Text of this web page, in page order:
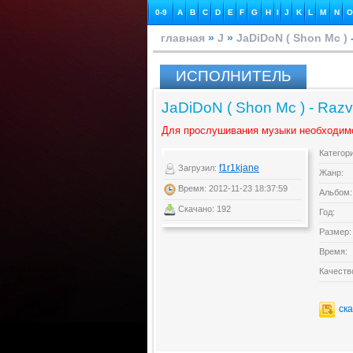
0-9 A B C D E F G H I J K L M N O
главная » J » JaDiDoN ( Shon Mc )
ИСПОЛНИТЕЛЬ
JaDiDoN ( Shon Mc ) -
Для прослушивания музыки
Загрузил: f1r1kjane
Время: 2012-11-23 18:37:59
Скачано: 192
Жанр:
Альбом:
Год:
Размер:
Время: